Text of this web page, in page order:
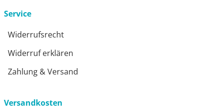
Service
Widerrufsrecht
Widerruf erklären
Zahlung & Versand
Versandkosten